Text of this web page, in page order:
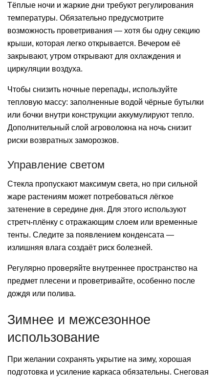
Тёплые ночи и жаркие дни требуют регулирования
температуры. Обязательно предусмотрите
возможность проветривания — хотя бы одну секцию
крыши, которая легко открывается. Вечером её
закрывают, утром открывают для охлаждения и
циркуляции воздуха.
Чтобы снизить ночные перепады, используйте
тепловую массу: заполненные водой чёрные бутылки
или бочки внутри конструкции аккумулируют тепло.
Дополнительный слой агроволокна на ночь снизит
риски возвратных заморозков.
Управление светом
Стекла пропускают максимум света, но при сильной
жаре растениям может потребоваться лёгкое
затенение в середине дня. Для этого используют
стретч-плёнку с отражающим слоем или временные
тенты. Следите за появлением конденсата —
излишняя влага создаёт риск болезней.
Регулярно проверяйте внутреннее пространство на
предмет плесени и проветривайте, особенно после
дождя или полива.
Зимнее и межсезонное
использование
При желании сохранять укрытие на зиму, хорошая
подготовка и усиление каркаса обязательны. Снеговая